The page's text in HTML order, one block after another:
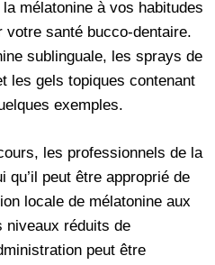
mélatonine à vos habitudes
votre santé bucco-dentaire.
sublinguale, les sprays de
les gels topiques contenant
exemples.
les professionnels de la
qu’il peut être approprié de
locale de mélatonine aux
niveaux réduits de
peut être